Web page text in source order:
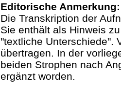
Editorische Anmerkung:
Die Transkription der
Sie enthält als Hinweis
"textliche Unterschiede".
übertragen. In der
beiden Strophen nach
ergänzt worden.